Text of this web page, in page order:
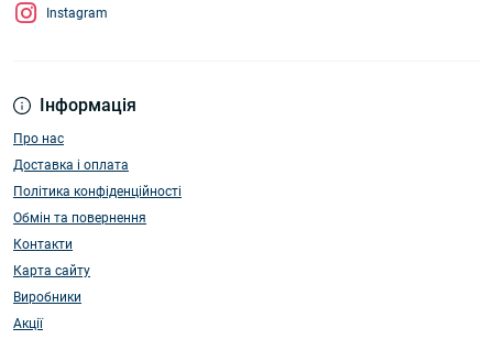
Інформація
Про нас
Доставка і оплата
Політика конфіденційності
Обмін та повернення
Контакти
Карта сайту
Виробники
Акції
Instagram